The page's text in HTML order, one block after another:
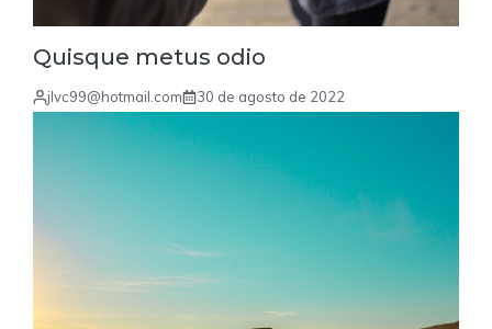
Quisque metus odio
jlvc99@hotmail.com 30 de agosto de 2022